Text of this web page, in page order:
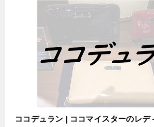
ココデュラン | ココマイスターのレデ